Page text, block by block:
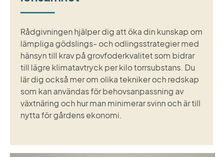
Rådgivningen hjälper dig att öka din kunskap om
lämpliga gödslings- och odlingsstrategier med
hänsyn till krav på grovfoderkvalitet som bidrar
till lägre klimatavtryck per kilo torrsubstans. Du
lär dig också mer om olika tekniker och redskap
som kan användas för behovsanpassning av
växtnäring och hur man minimerar svinn och är till
nytta för gårdens ekonomi.